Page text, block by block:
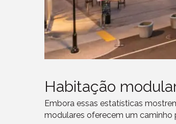
Habitação
Embora essas estatísticas
modulares oferecem um caminho